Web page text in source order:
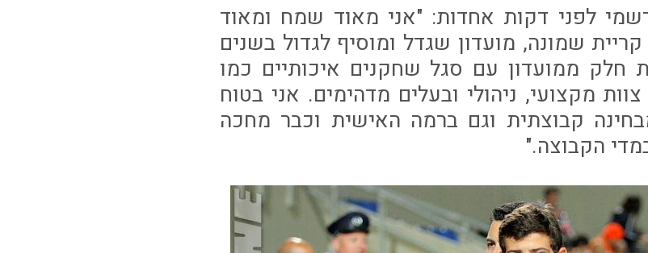
לפני דקות אחדות: "אני מאוד שמח ומאוד
שמונה, מועדון שגדל ומוסיף לגדול בשנים
חלק ממועדון עם סגל שחקנים איכותיים כמו
מקצועי, ניהולי ובעלים מדהימים. אני בטוח
קבוצתית וגם ברמה האישית וכבר מחכה
הקבוצה."